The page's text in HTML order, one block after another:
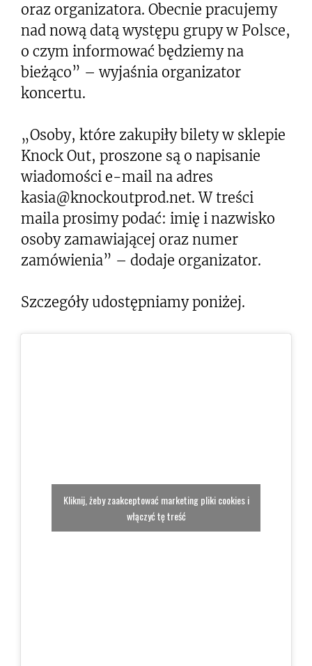
oraz organizatora. Obecnie pracujemy
nad nową datą występu grupy w Polsce,
o czym informować będziemy na
bieżąco” – wyjaśnia organizator
koncertu.
„Osoby, które zakupiły bilety w sklepie
Knock Out, proszone są o napisanie
wiadomości e-mail na adres
kasia@knockoutprod.net. W treści
maila prosimy podać: imię i nazwisko
osoby zamawiającej oraz numer
zamówienia” – dodaje organizator.
Szczegóły udostępniamy poniżej.
Kliknij, żeby zaakceptować marketing pliki cookies i
włączyć tę treść